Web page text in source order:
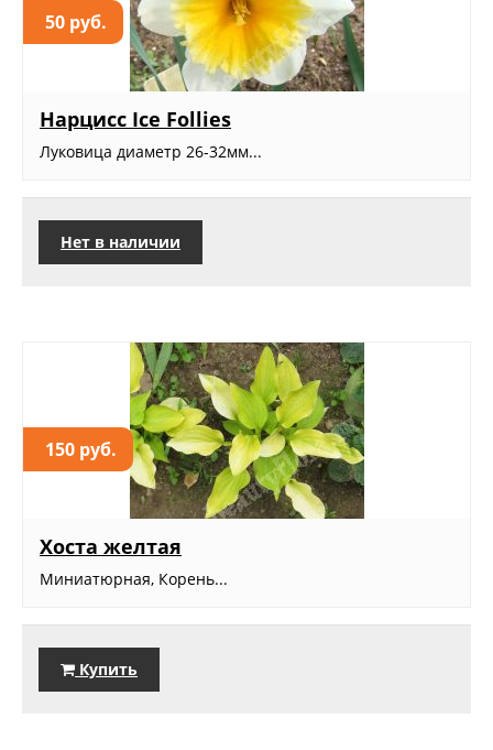
50 руб.
Нарцисс Ice Follies
Луковица диаметр 26-32мм...
Нет в наличии
150 руб.
Хоста желтая
Миниатюрная, Корень...
Купить